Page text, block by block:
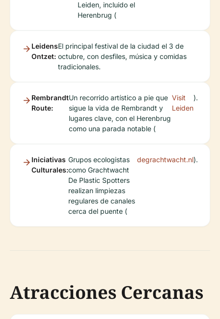
Leiden, incluido el
Herenbrug (
Leidens
Ontzet:
El principal festival de la ciudad el 3 de
octubre, con desfiles, música y comidas
tradicionales.
Rembrandt
Route:
Un recorrido artístico a pie que
sigue la vida de Rembrandt y
lugares clave, con el Herenbrug
como una parada notable (
Visit
Leiden
).
Iniciativas
Culturales:
Grupos ecologistas
como Grachtwacht
De Plastic Spotters
realizan limpiezas
regulares de canales
cerca del puente (
degrachtwacht.nl).
Atracciones Cercanas